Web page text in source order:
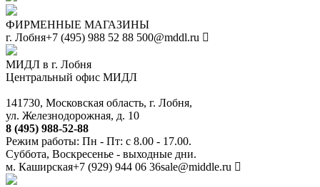
ФИРМЕННЫЕ МАГАЗИНЫ
г. Лобня+7 (495) 988 52 88 500@mddl.ru
МИДЛ в г. Лобня
Центральный офис МИДЛ
141730, Московская область, г. Лобня,
ул. Железнодорожная, д. 10
8 (495) 988-52-88
Режим работы: Пн - Пт: с 8.00 - 17.00.
Суббота, Воскресенье - выходные дни.
м. Каширская+7 (929) 944 06 36sale@middle.ru